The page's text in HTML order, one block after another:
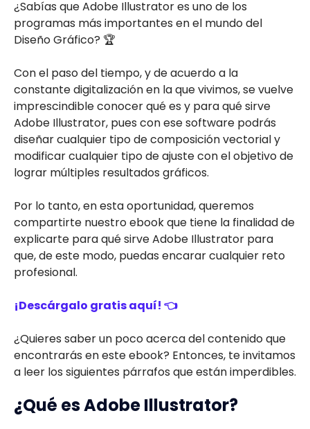
¿Sabías que Adobe Illustrator es uno de los
programas más importantes en el mundo del
Diseño Gráfico? 🏆
Con el paso del tiempo, y de acuerdo a la
constante digitalización en la que vivimos, se vuelve
imprescindible conocer qué es y para qué sirve
Adobe Illustrator, pues con ese software podrás
diseñar cualquier tipo de composición vectorial y
modificar cualquier tipo de ajuste con el objetivo de
lograr múltiples resultados gráficos.
Por lo tanto, en esta oportunidad, queremos
compartirte nuestro ebook que tiene la finalidad de
explicarte para qué sirve Adobe Illustrator para
que, de este modo, puedas encarar cualquier reto
profesional.
¡Descárgalo gratis aquí! 👈
¿Quieres saber un poco acerca del contenido que
encontrarás en este ebook? Entonces, te invitamos
a leer los siguientes párrafos que están imperdibles.
¿Qué es Adobe Illustrator?